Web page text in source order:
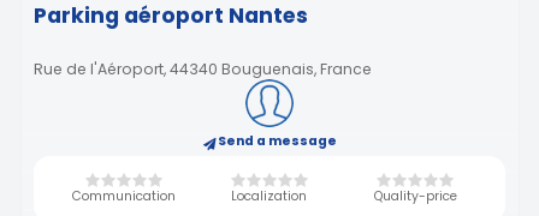
Parking aéroport Nantes
Rue de l'Aéroport, 44340 Bouguenais, France
Send a message
Communication Localization Quality-price